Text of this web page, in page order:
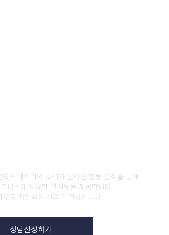
빅데이터와 소비자 온라인 행동 분석을 통해
니스에 필요한 컨설팅을 제공합니다.
우로 차별화된 전략을 선사합니다.
상담신청하기